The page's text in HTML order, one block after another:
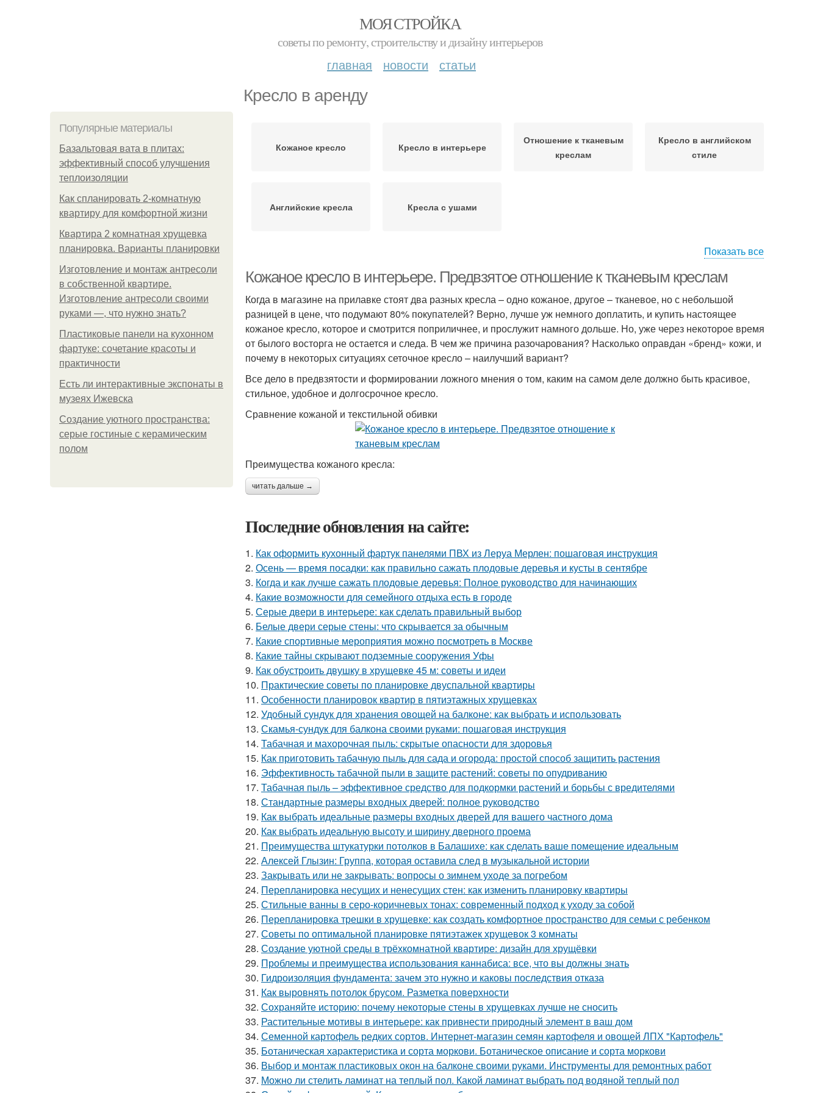
МОЯ СТРОЙКА
советы по ремонту, строительству и дизайну интерьеров
главная новости статьи
Кресло в аренду
Популярные материалы
Базальтовая вата в плитах:
эффективный способ улучшения
теплоизоляции
Как спланировать 2-комнатную
квартиру для комфортной жизни
Квартира 2 комнатная хрущевка
планировка. Варианты планировки
Изготовление и монтаж антресоли
в собственной квартире.
Изготовление антресоли своими
руками —, что нужно знать?
Пластиковые панели на кухонном
фартуке: сочетание красоты и
практичности
Есть ли интерактивные экспонаты в
музеях Ижевска
Создание уютного пространства:
серые гостиные с керамическим
полом
Кожаное кресло Кресло в интерьере
Отношение к тканевым
креслам
Кресло в английском
стиле
Английские кресла Кресла с ушами
Показать все
Кожаное кресло в интерьере. Предвзятое отношение к тканевым креслам
Когда в магазине на прилавке стоят два разных кресла – одно кожаное, другое – тканевое, но с небольшой
разницей в цене, что подумают 80% покупателей? Верно, лучше уж немного доплатить, и купить настоящее
кожаное кресло, которое и смотрится поприличнее, и прослужит намного дольше. Но, уже через некоторое время
от былого восторга не остается и следа. В чем же причина разочарования? Насколько оправдан «бренд» кожи, и
почему в некоторых ситуациях сеточное кресло – наилучший вариант?
Все дело в предвзятости и формировании ложного мнения о том, каким на самом деле должно быть красивое,
стильное, удобное и долгосрочное кресло.
Сравнение кожаной и текстильной обивки
Преимущества кожаного кресла:
читать дальше →
Последние обновления на сайте:
1. Как оформить кухонный фартук панелями ПВХ из Леруа Мерлен: пошаговая инструкция
2. Осень — время посадки: как правильно сажать плодовые деревья и кусты в сентябре
3. Когда и как лучше сажать плодовые деревья: Полное руководство для начинающих
4. Какие возможности для семейного отдыха есть в городе
5. Серые двери в интерьере: как сделать правильный выбор
6. Белые двери серые стены: что скрывается за обычным
7. Какие спортивные мероприятия можно посмотреть в Москве
8. Какие тайны скрывают подземные сооружения Уфы
9. Как обустроить двушку в хрущевке 45 м: советы и идеи
10. Практические советы по планировке двуспальной квартиры
11. Особенности планировок квартир в пятиэтажных хрущевках
12. Удобный сундук для хранения овощей на балконе: как выбрать и использовать
13. Скамья-сундук для балкона своими руками: пошаговая инструкция
14. Табачная и махорочная пыль: скрытые опасности для здоровья
15. Как приготовить табачную пыль для сада и огорода: простой способ защитить растения
16. Эффективность табачной пыли в защите растений: советы по опудриванию
17. Табачная пыль – эффективное средство для подкормки растений и борьбы с вредителями
18. Стандартные размеры входных дверей: полное руководство
19. Как выбрать идеальные размеры входных дверей для вашего частного дома
20. Как выбрать идеальную высоту и ширину дверного проема
21. Преимущества штукатурки потолков в Балашихе: как сделать ваше помещение идеальным
22. Алексей Глызин: Группа, которая оставила след в музыкальной истории
23. Закрывать или не закрывать: вопросы о зимнем уходе за погребом
24. Перепланировка несущих и ненесущих стен: как изменить планировку квартиры
25. Стильные ванны в серо-коричневых тонах: современный подход к уходу за собой
26. Перепланировка трешки в хрущевке: как создать комфортное пространство для семьи с ребенком
27. Советы по оптимальной планировке пятиэтажек хрущевок 3 комнаты
28. Создание уютной среды в трёхкомнатной квартире: дизайн для хрущёвки
29. Проблемы и преимущества использования каннабиса: все, что вы должны знать
30. Гидроизоляция фундамента: зачем это нужно и каковы последствия отказа
31. Как выровнять потолок брусом. Разметка поверхности
32. Сохраняйте историю: почему некоторые стены в хрущевках лучше не сносить
33. Растительные мотивы в интерьере: как привнести природный элемент в ваш дом
34. Семенной картофель редких сортов. Интернет-магазин семян картофеля и овощей ЛПХ "Картофель"
35. Ботаническая характеристика и сорта моркови. Ботаническое описание и сорта моркови
36. Выбор и монтаж пластиковых окон на балконе своими руками. Инструменты для ремонтных работ
37. Можно ли стелить ламинат на теплый пол. Какой ламинат выбрать под водяной теплый пол